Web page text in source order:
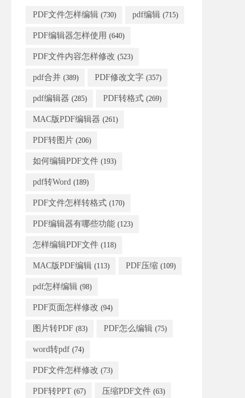
PDF文件怎样编辑 (730) pdf编辑 (715)
PDF编辑器怎样使用 (640)
PDF文件内容怎样修改 (523)
pdf合并 (389) PDF修改文字 (357)
pdf编辑器 (285) PDF转格式 (269)
MAC版PDF编辑器 (261)
PDF转图片 (206)
如何编辑PDF文件 (193)
pdf转Word (189)
PDF文件怎样转格式 (170)
PDF编辑器有哪些功能 (123)
怎样编辑PDF文件 (118)
MAC版PDF编辑 (113) PDF压缩 (109)
pdf怎样编辑 (98)
PDF页面怎样修改 (94)
图片转PDF (83) PDF怎么编辑 (75)
word转pdf (74)
PDF文件怎样修改 (73)
PDF转PPT (67) 压缩PDF文件 (63)